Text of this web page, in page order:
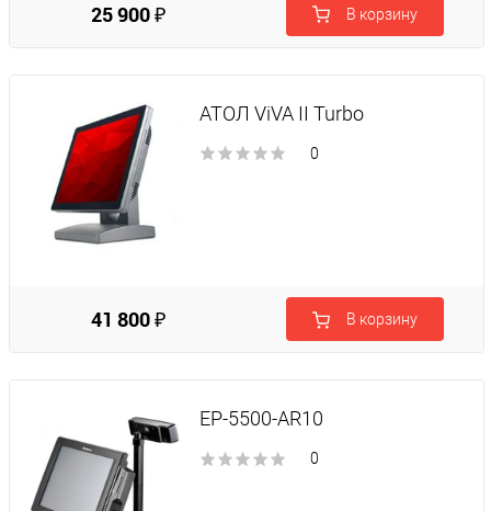
25 900 ₽ В корзину
АТОЛ ViVA II Turbo
0
41 800 ₽ В корзину
EP-5500-AR10
0